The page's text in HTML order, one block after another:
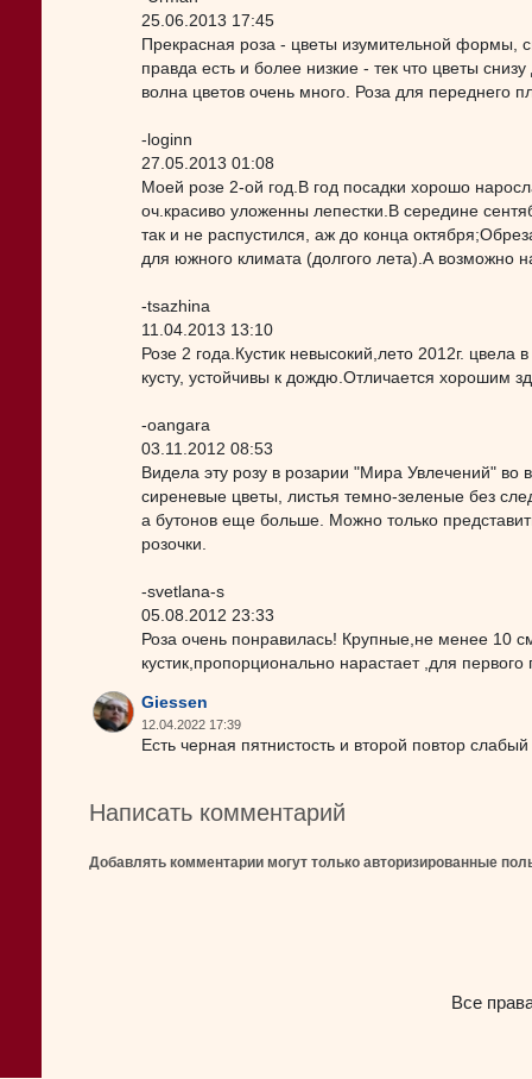
25.06.2013 17:45
Прекрасная роза - цветы изумительной формы,
правда есть и более низкие - тек что цветы
волна цветов очень много. Роза для переднего
-loginn
27.05.2013 01:08
Моей розе 2-ой год.В год посадки хорошо
оч.красиво уложенны лепестки.В середине
так и не распустился, аж до конца
для южного климата (долгого лета).А возможно
-tsazhina
11.04.2013 13:10
Розе 2 года.Кустик невысокий,лето 2012г.
кусту, устойчивы к дождю.Отличается хорошим
-oangara
03.11.2012 08:53
Видела эту розу в розарии "Мира Увлечений"
сиреневые цветы, листья темно-зеленые без
а бутонов еще больше. Можно только
розочки.
-svetlana-s
05.08.2012 23:33
Роза очень понравилась! Крупные,не менее 10
кустик,пропорционально нарастает ,для
Giessen
12.04.2022 17:39
Есть черная пятнистость и второй повтор слабый
Написать комментарий
Добавлять комментарии могут только авторизированные
Все